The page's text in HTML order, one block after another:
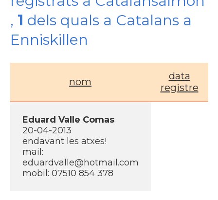
, 1 dels quals a Catalans a
Enniskillen
nom
data
registre
Eduard Valle Comas
20-04-2013
endavant les atxes!
mail:
eduardvalle@hotmail.com
mobil: 07510 854 378